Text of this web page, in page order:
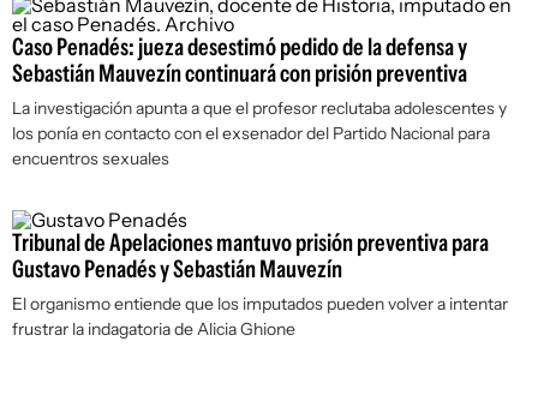
Caso Penadés: jueza desestimó pedido de la defensa y
Sebastián Mauvezín continuará con prisión preventiva
La investigación apunta a que el profesor reclutaba adolescentes y
los ponía en contacto con el exsenador del Partido Nacional para
encuentros sexuales
Tribunal de Apelaciones mantuvo prisión preventiva para
Gustavo Penadés y Sebastián Mauvezín
El organismo entiende que los imputados pueden volver a intentar
frustrar la indagatoria de Alicia Ghione